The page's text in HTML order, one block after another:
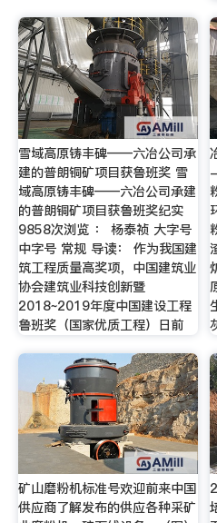
雪域高原铸丰碑——六冶公司承
建的普朗铜矿项目获鲁班奖 雪
域高原铸丰碑——六冶公司承建
的普朗铜矿项目获鲁班奖纪实
9858次浏览 ： 杨泰祯 大字号
中字号 常规 导读： 作为我国建
筑工程质量高奖项，中国建筑业
协会建筑业科技创新暨
2018~2019年度中国建设工程
鲁班奖（国家优质工程）日前
矿山磨粉机标准号欢迎前来中国
供应商了解发布的供应各种采矿